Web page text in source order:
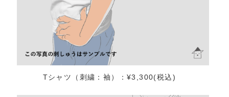
Tシャツ（刺繍：袖）：¥3,300(税込)